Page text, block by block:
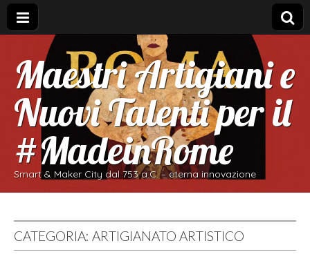
Maestri Artigiani e
Nuovi Talenti per il
#MadeinRome
Smart & Maker City dal 753 a.C. – eterna innovazione
CATEGORIA: ARTIGIANATO ARTISTICO